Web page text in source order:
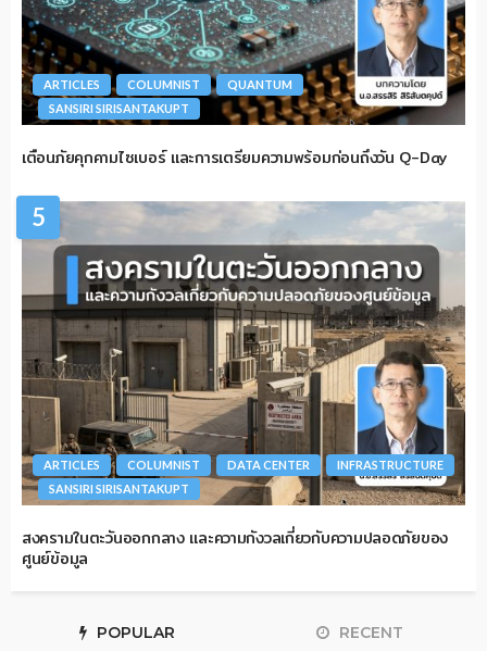
ARTICLES COLUMNIST
QUANTUM
SANSIRI SIRISANTAKUPT
เตือนภัยคุกคามไซเบอร์ และการเตรียมความพร้อมก่อนถึงวัน Q-Day
5
ARTICLES COLUMNIST DATA CENTER
INFRASTRUCTURE
SANSIRI SIRISANTAKUPT
สงครามในตะวันออกกลาง และความกังวลเกี่ยวกับความปลอดภัยของ
ศูนย์ข้อมูล
POPULAR RECENT